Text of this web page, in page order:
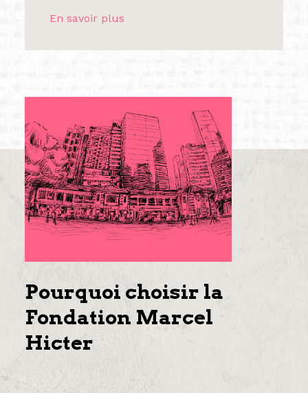
En savoir plus
Pourquoi choisir la
Fondation Marcel
Hicter